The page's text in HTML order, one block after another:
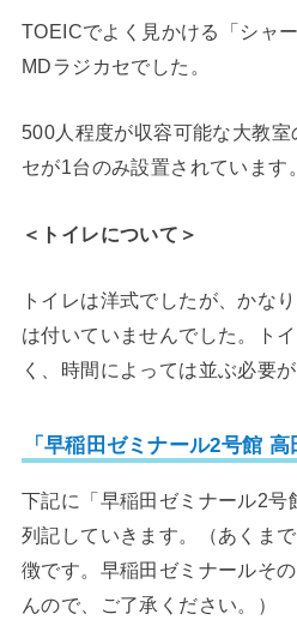
TOEICでよく見かける「シャ
MDラジカセでした。
500人程度が収容可能な大教
セが1台のみ設置されています。
＜トイレについて＞
トイレは洋式でしたが、かな
は付いていませんでした。ト
く、時間によっては並ぶ必要が
「早稲田ゼミナール2号館
下記に「早稲田ゼミナール2号
列記していきます。（あくま
徴です。早稲田ゼミナールそ
んので、ご了承ください。）